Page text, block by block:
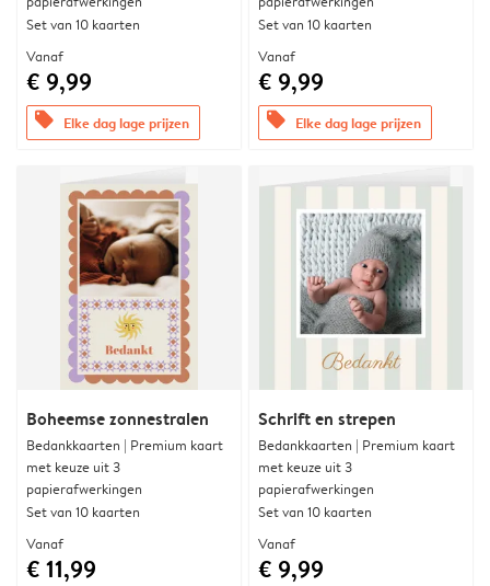
Set van 10 kaarten
Vanaf
€ 9,99
offers Elke dag lage prijzen
Set van 10 kaarten
Vanaf
€ 9,99
offers Elke dag lage prijzen
Boheemse zonnestralen
Bedankkaarten | Premium kaart
met keuze uit 3
papierafwerkingen
Set van 10 kaarten
Vanaf
€ 11,99
Schrift en strepen
Bedankkaarten | Premium kaart
met keuze uit 3
papierafwerkingen
Set van 10 kaarten
Vanaf
€ 9,99